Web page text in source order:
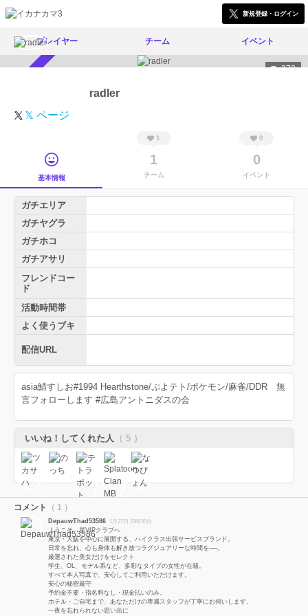
新規登録・ログイン
プレイヤー チーム イベント
372
radler
𝕏 ページ
基本情報
1
1
チーム
0
0
イベント
ガチエリア
ガチヤグラ
ガチホコ
ガチアサリ
フレンドコー
ド
活動時間帯
よく使うブキ
配信URL
asia鯖すしお#1994 Hearthstone/ぷよテト/ポケモン/麻雀/DDR 無
言フォローします #広島アントニダスの会
いいね！してくれた人 （ 5 ）
コメント （ 1 ）
DepauwThad53586 1月27日 23時30分
ようこそ、星VIPクラブへ
東京・大阪を中心に展開する、ハイクラス出張サービスブランド。
日常を忘れ、心も身体も解き放つラグジュアリーな時間を──。
厳選された美女だけをセレクト
学生、OL、モデル系など、多彩なタイプの女性が在籍。
すべて本人写真で、安心してご利用いただけます。
安心の秘密厳守
予約金不要・指名料なし・現金払いのみ。
ホテル・ご自宅まで、あなただけの専属スタッフが丁寧にお伺いします。
一夜を忘れられない思い出に